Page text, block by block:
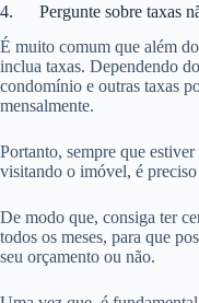
4. Pergunte sobre taxas
É muito comum que além
inclua taxas. Dependendo
condomínio e outras taxas
mensalmente.
Portanto, sempre que
visitando o imóvel, é
De modo que, consiga ter
todos os meses, para que
seu orçamento ou não.